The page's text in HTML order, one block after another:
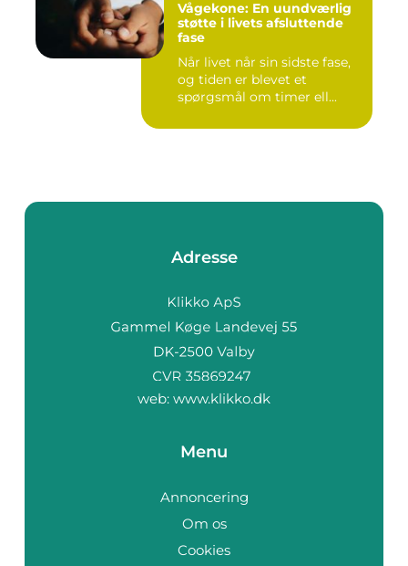
Vågekone: En uundværlig
støtte i livets afsluttende
fase
Når livet når sin sidste fase,
og tiden er blevet et
spørgsmål om timer ell...
Adresse
web: www.klikko.dk
Menu
Annoncering
Om os
Cookies